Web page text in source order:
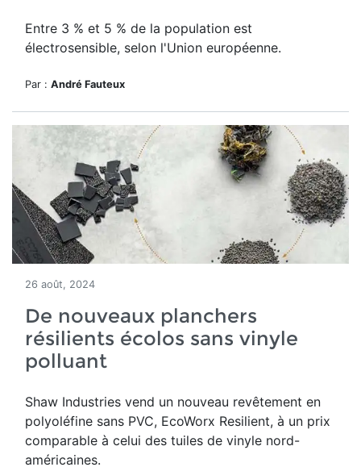
Entre 3 % et 5 % de la population est
électrosensible, selon l'Union européenne.
Par : André Fauteux
26 août, 2024
De nouveaux planchers
résilients écolos sans vinyle
polluant
Shaw Industries vend un nouveau revêtement en
polyoléfine sans PVC, EcoWorx Resilient, à un prix
comparable à celui des tuiles de vinyle nord-
américaines.